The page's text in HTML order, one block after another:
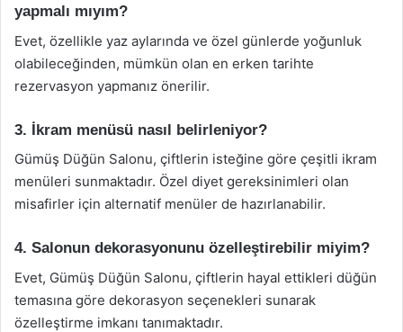
yapmalı mıyım?
Evet, özellikle yaz aylarında ve özel günlerde yoğunluk
olabileceğinden, mümkün olan en erken tarihte
rezervasyon yapmanız önerilir.
3. İkram menüsü nasıl belirleniyor?
Gümüş Düğün Salonu, çiftlerin isteğine göre çeşitli ikram
menüleri sunmaktadır. Özel diyet gereksinimleri olan
misafirler için alternatif menüler de hazırlanabilir.
4. Salonun dekorasyonunu özelleştirebilir miyim?
Evet, Gümüş Düğün Salonu, çiftlerin hayal ettikleri düğün
temasına göre dekorasyon seçenekleri sunarak
özelleştirme imkanı tanımaktadır.